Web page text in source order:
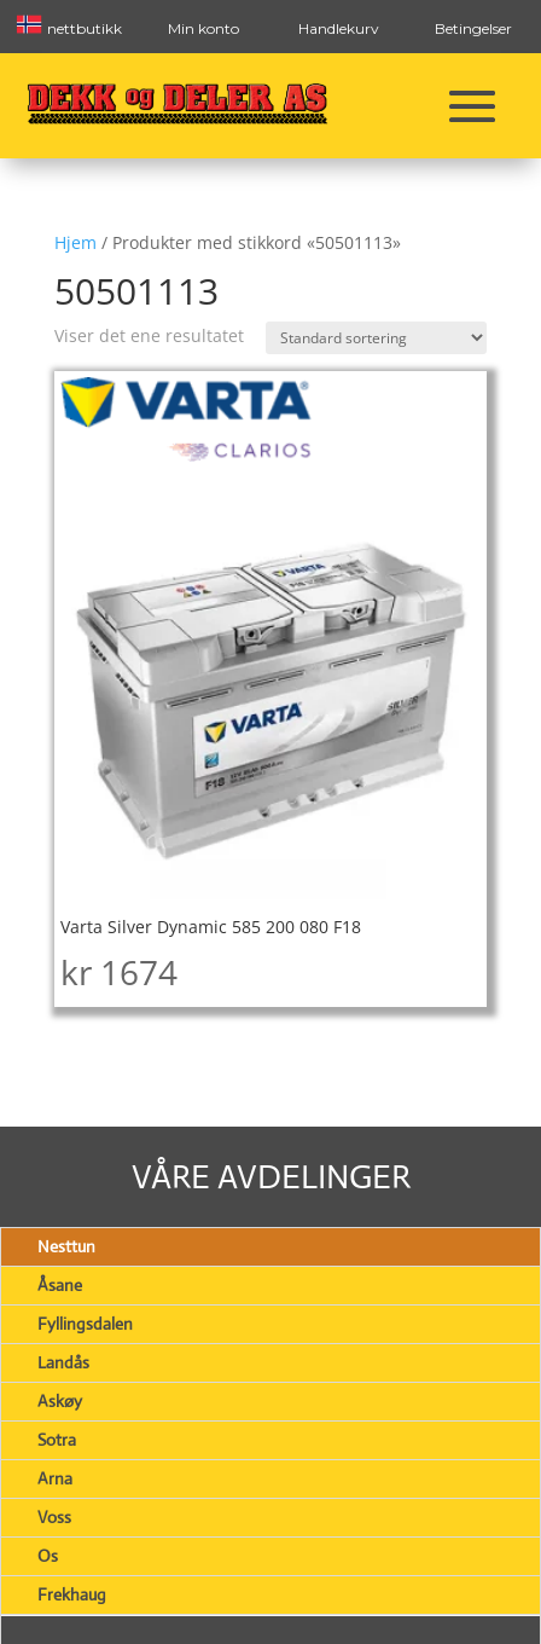
nettbutikk Min konto Handlekurv Betingelser
Hjem / Produkter med stikkord «50501113»
50501113
Viser det ene resultatet
Varta Silver Dynamic 585 200 080 F18
kr 1674
VÅRE AVDELINGER
Nesttun
Åsane
Fyllingsdalen
Landås
Askøy
Sotra
Arna
Voss
Os
Frekhaug